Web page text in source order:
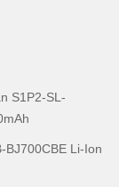
S1P2-SL-
BJ700CBE Li-Ion